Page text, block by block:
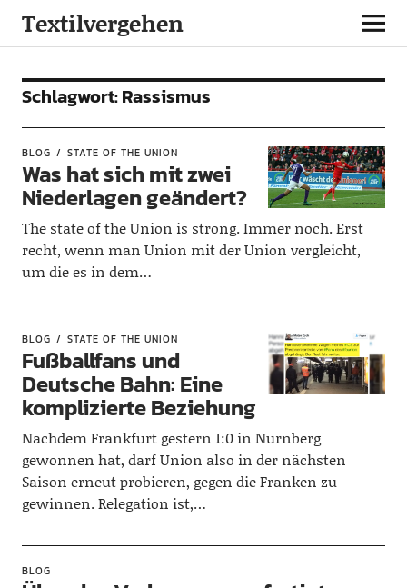
Textilvergehen
Schlagwort:Rassismus
BLOG STATE OF THE UNION
Was hat sich mit zwei
Niederlagen geändert?
The state of the Union is strong. Immer noch. Erst
recht, wenn man Union mit der Union vergleicht,
um die es in dem…
BLOG STATE OF THE UNION
Fußballfans und
Deutsche Bahn: Eine
komplizierte Beziehung
Nachdem Frankfurt gestern 1:0 in Nürnberg
gewonnen hat, darf Union also in der nächsten
Saison erneut probieren, gegen die Franken zu
gewinnen. Relegation ist,…
BLOG